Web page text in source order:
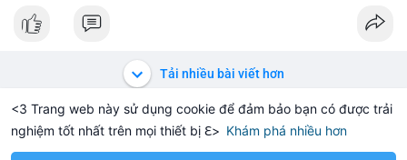
<3 Trang web này sử dụng cookie để đảm bảo bạn có được trải
nghiệm tốt nhất trên mọi thiết bị ℇ> Khám phá nhiều hơn
$1,916.45 +0.61% Solana $74.71 +2.51%
Giao dịch 21.71 BTC trị giá hơn 1.4 triệu USD được phát hiện
trong mempool chưa xác nhận. Quy mô này cho thấy dấu hiệu
của một tổ chức hoặc cá nhân sở hữu khối lượng lớn đang
thực hiện thao tác. Khả năng cao đây là hành vi chuyển tài sản
lên sàn giao dịch để chuẩn bị thanh khoản hoặc bán ra, tạo áp
Tải nhiều bài viết hơn